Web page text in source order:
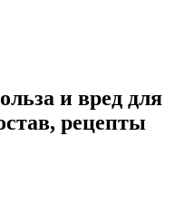
и вред для
рецепты